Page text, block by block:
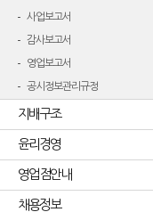
사업보고서
감사보고서
영업보고서
공시정보관리규정
지배구조
윤리경영
영업점안내
채용정보